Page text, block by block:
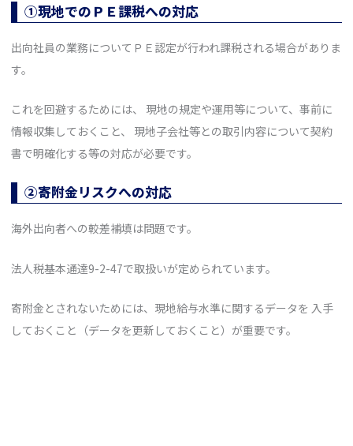
①現地でのＰＥ課税への対応
出向社員の業務についてＰＥ認定が行われ課税される場合がありま
す。
これを回避するためには、 現地の規定や運用等について、事前に
情報収集しておくこと、 現地子会社等との取引内容について契約
書で明確化する等の対応が必要です。
②寄附金リスクへの対応
海外出向者への較差補填は問題です。
法人税基本通達9-2-47で取扱いが定められています。
寄附金とされないためには、現地給与水準に関するデータを 入手
しておくこと（データを更新しておくこと）が重要です。